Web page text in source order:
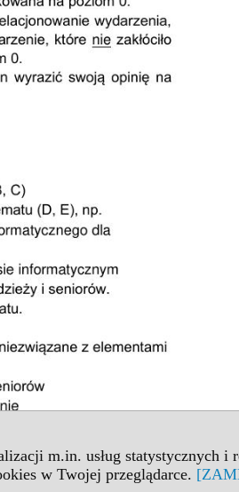
m.in. usług statystycznych i
w Twojej przeglądarce.